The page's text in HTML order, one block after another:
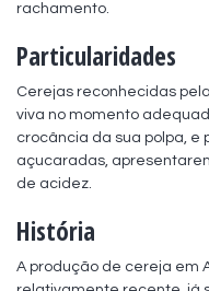
rachamento.
Particularidades
Cerejas reconhecidas
viva no momento
crocância da sua polpa, e
açucaradas,
de acidez.
História
A produção de cereja em